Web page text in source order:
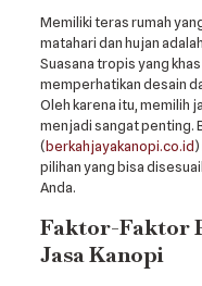
Memiliki teras rumah
matahari dan hujan
Suasana tropis yang
memperhatikan desain
Oleh karena itu, memilih
menjadi sangat penting.
(berkahjayakanopi.co.id
pilihan yang bisa
Anda.
Faktor-Faktor
Jasa Kanopi